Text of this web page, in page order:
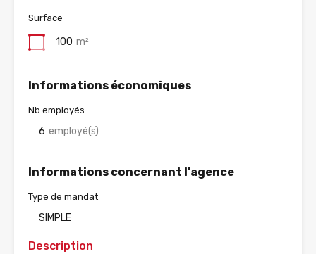
Surface
100 m²
Informations économiques
Nb employés
6 employé(s)
Informations concernant l'agence
Type de mandat
SIMPLE
Description